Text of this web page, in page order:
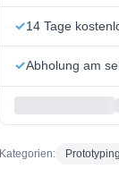
14 Tage
Abholung am
Kategorien: Prototyping